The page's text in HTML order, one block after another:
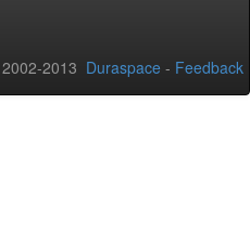
2013 Duraspace - Feedback